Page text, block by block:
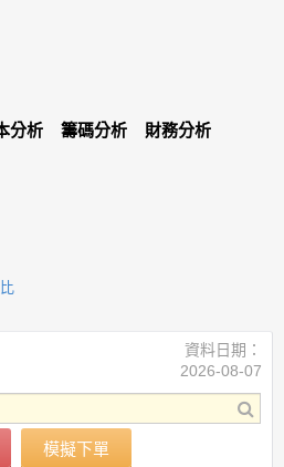
分析 籌碼分析 財務分析
模擬下單
資料日期：
2026-08-07